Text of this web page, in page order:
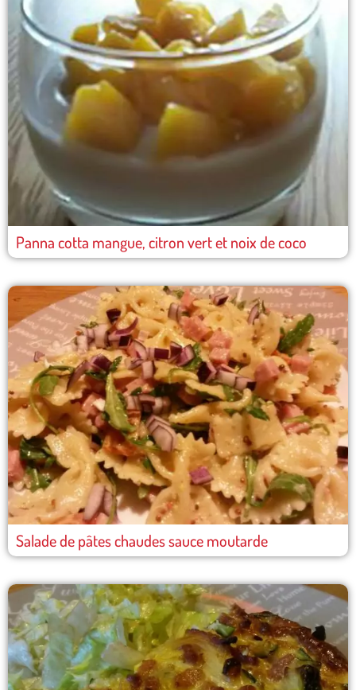
Panna cotta mangue, citron vert et noix de coco
Salade de pâtes chaudes sauce moutarde